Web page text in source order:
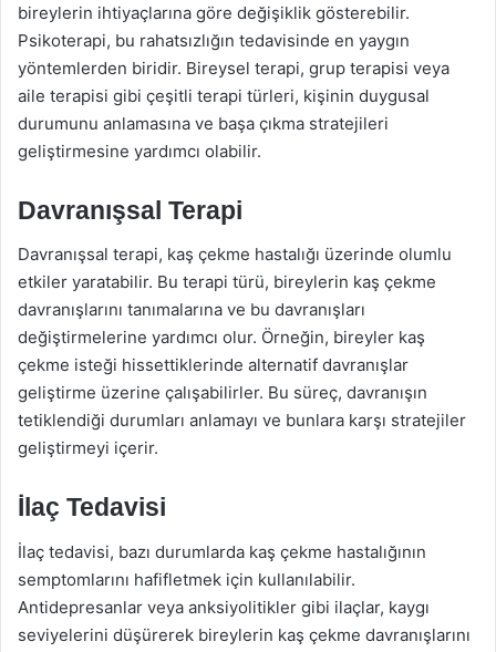
bireylerin ihtiyaçlarına göre değişiklik gösterebilir.
Psikoterapi, bu rahatsızlığın tedavisinde en yaygın
yöntemlerden biridir. Bireysel terapi, grup terapisi veya
aile terapisi gibi çeşitli terapi türleri, kişinin duygusal
durumunu anlamasına ve başa çıkma stratejileri
geliştirmesine yardımcı olabilir.
Davranışsal Terapi
Davranışsal terapi, kaş çekme hastalığı üzerinde olumlu
etkiler yaratabilir. Bu terapi türü, bireylerin kaş çekme
davranışlarını tanımalarına ve bu davranışları
değiştirmelerine yardımcı olur. Örneğin, bireyler kaş
çekme isteği hissettiklerinde alternatif davranışlar
geliştirme üzerine çalışabilirler. Bu süreç, davranışın
tetiklendiği durumları anlamayı ve bunlara karşı stratejiler
geliştirmeyi içerir.
İlaç Tedavisi
İlaç tedavisi, bazı durumlarda kaş çekme hastalığının
semptomlarını hafifletmek için kullanılabilir.
Antidepresanlar veya anksiyolitikler gibi ilaçlar, kaygı
seviyelerini düşürerek bireylerin kaş çekme davranışlarını